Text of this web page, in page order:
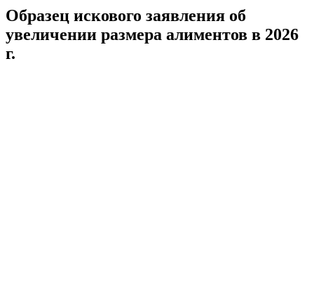
Образец искового заявления об
увеличении размера алиментов в 2026
г.